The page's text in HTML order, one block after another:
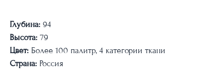
Глубина: 94
Высота: 79
Цвет: Более 100 палитр, 4 категории ткани
Страна: Россия